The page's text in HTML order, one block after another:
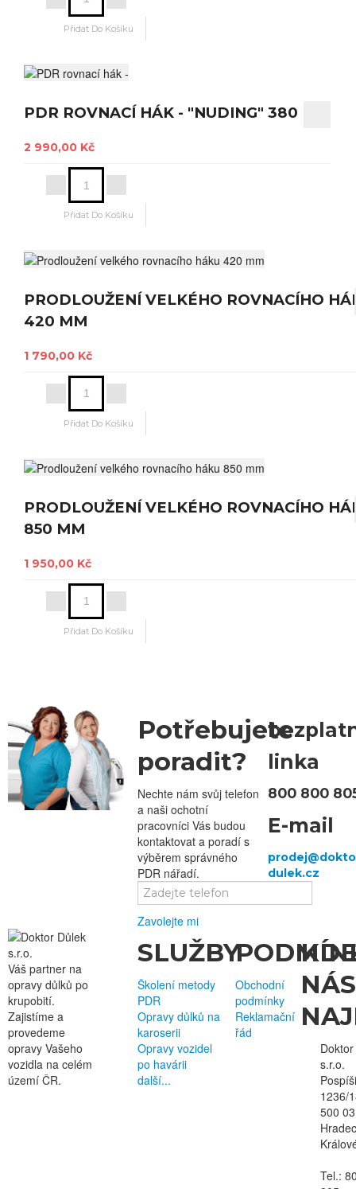
PDR ROVNACÍ HÁK - "NUDING" 380 MM
2 990,00 Kč
PRODLOUŽENÍ VELKÉHO ROVNACÍHO
420 MM
1 790,00 Kč
PRODLOUŽENÍ VELKÉHO ROVNACÍHO
850 MM
1 950,00 Kč
Potřebujete
poradit?
Nechte nám svůj telefon
a naši ochotní
pracovníci Vás budou
kontaktovat a poradí s
výběrem správného
PDR nářadí.
Zavolejte mi
linka
800 800
E-mail
Váš partner na
opravy důlků po
krupobití.
Zajistíme a
provedeme
opravy Vašeho
vozidla na celém
území ČR.
SLUŽBY
Školení metody
PDR
Opravy důlků na
karoserii
Opravy vozidel
po havárii
další...
Obchodní
podmínky
Reklamační
řád
KDE
NÁS
s.r.o.
1236/
500 03
Hradec
Tel.: